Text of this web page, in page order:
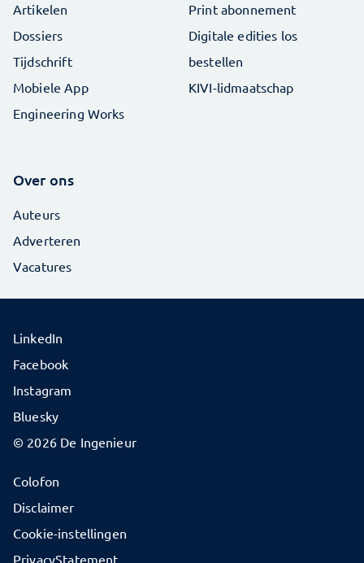
Artikelen
Dossiers
Tijdschrift
Mobiele App
Engineering Works
Print abonnement
Digitale edities los
bestellen
KIVI-lidmaatschap
Over ons
Auteurs
Adverteren
Vacatures
© 2026 De Ingenieur
Colofon
Disclaimer
Cookie-instellingen
PrivacyStatement
LinkedIn
Facebook
Instagram
Bluesky